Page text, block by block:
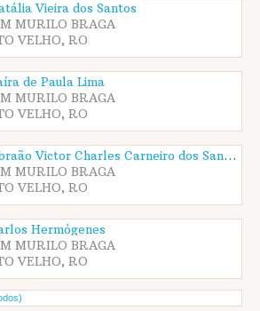
Vieira dos Santos
MURILO BRAGA
VELHO, RO
de Paula Lima
MURILO BRAGA
VELHO, RO
Victor Charles Carneiro dos Santos
MURILO BRAGA
VELHO, RO
Hermógenes
MURILO BRAGA
VELHO, RO